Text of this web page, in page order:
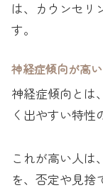
は、カウンセリ
す。
神経症傾向が高い
神経症傾向とは
く出やすい特性
これが高い人は
を、否定や見捨